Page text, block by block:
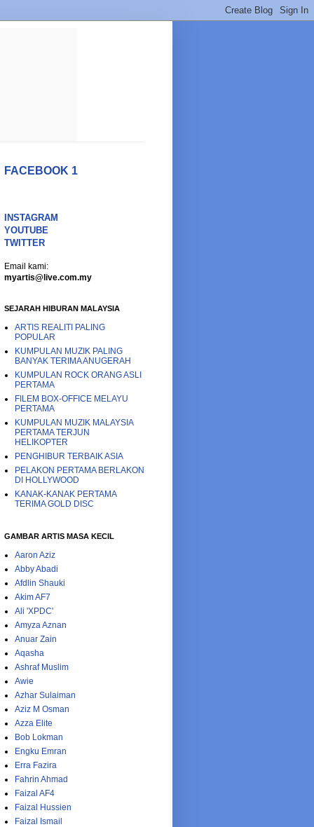
FACEBOOK 1
INSTAGRAM
YOUTUBE
TWITTER
Email kami:
myartis@live.com.my
SEJARAH HIBURAN MALAYSIA
ARTIS REALITI PALING
POPULAR
KUMPULAN MUZIK PALING
BANYAK TERIMA ANUGERAH
KUMPULAN ROCK ORANG ASLI
PERTAMA
FILEM BOX-OFFICE MELAYU
PERTAMA
KUMPULAN MUZIK MALAYSIA
PERTAMA TERJUN
HELIKOPTER
PENGHIBUR TERBAIK ASIA
PELAKON PERTAMA BERLAKON
DI HOLLYWOOD
KANAK-KANAK PERTAMA
TERIMA GOLD DISC
GAMBAR ARTIS MASA KECIL
Aaron Aziz
Abby Abadi
Afdlin Shauki
Akim AF7
Ali 'XPDC'
Amyza Aznan
Anuar Zain
Aqasha
Ashraf Muslim
Awie
Azhar Sulaiman
Aziz M Osman
Azza Elite
Bob Lokman
Engku Emran
Erra Fazira
Fahrin Ahmad
Faizal AF4
Faizal Hussien
Faizal Ismail